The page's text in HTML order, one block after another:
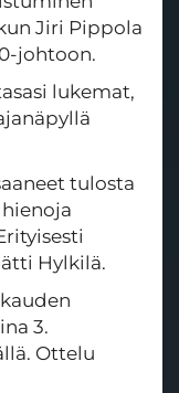
Jiri Pippola
johtoon.
lukemat,
tulosta
Hylkilä.
3.
Ottelu